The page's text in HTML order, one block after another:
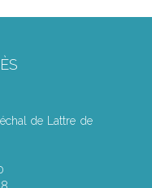
de Lattre de